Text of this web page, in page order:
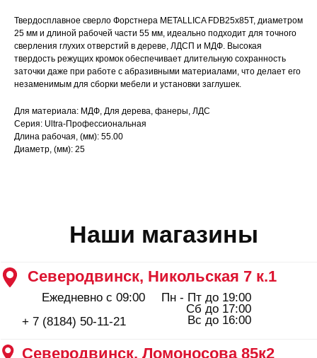
Твердосплавное сверло Форстнера METALLICA FDB25x85T, диаметром
25 мм и длиной рабочей части 55 мм, идеально подходит для точного
сверления глухих отверстий в дереве, ЛДСП и МДФ. Высокая
твердость режущих кромок обеспечивает длительную сохранность
заточки даже при работе с абразивными материалами, что делает его
незаменимым для сборки мебели и установки заглушек.
Для материала: МДФ, Для дерева, фанеры, ЛДС
Серия: Ultra-Профессиональная
Длина рабочая, (мм): 55.00
Диаметр, (мм): 25
Архангельск, Урицкого 50 к.1
Северодвинск, Ломоносова 85к2
Северодвинск, Никольская 7 к.1
Ежедневно с 09:00
Пн - Пт до 19:00
Сб до 17:00
Вс до 16:00
Сб - Вс 10:00 - 18:00
Пн - Пт 09:00 - 19:00
+ 7 (8184) 50-11-21
+ 7 (911) 562-83-03